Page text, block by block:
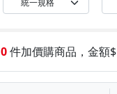
0 件加價購商品，金額$